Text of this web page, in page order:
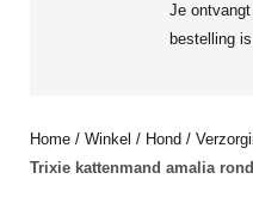
Je
bestelling
Home / Winkel / Hond /
Trixie kattenmand amalia